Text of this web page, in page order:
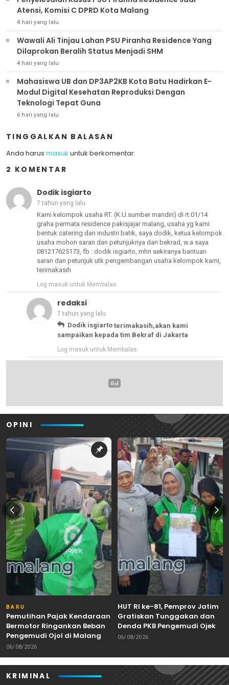
Atensi, Komisi C DPRD Kota Malang
4 hari yang lalu
Wawali Ali Tinjau Lahan PSU Piranha Residence Yang
Dilaprokan Beralih Status Menjadi SHM
4 hari yang lalu
Mahasiswa UB dan DP3AP2KB Kota Batu Hadirkan E-
Modul Digital Kesehatan Reproduksi Dengan
Teknologi Tepat Guna
6 hari yang lalu
TINGGALKAN BALASAN
Anda harus masuk untuk berkomentar.
2 KOMENTAR
Dodik isgiarto
7 tahun yang lalu
Kami kelompok usaha RT. (K.U.sumber mandiri) di rt.01/14
graha permata residence pakisjajar malang, usaha yg kami
bentuk catering dan industri batik, saya dodik, ketua kelompok
usaha mohon saran dan petunjuknya dari bekrad, w.a saya
081217625173, fb : dodik isgiarto, mhn sekiranya bantuan
saran dan petunjuk utk pengembangan usaha kelompok kami,
terimakasih
Log masuk untuk Membalas
redaksi
7 tahun yang lalu
Dodik isgiarto terimakasih,akan kami
sampaikan kepada tim Bekraf di Jakarta
Log masuk untuk Membalas
OPINI
BARU
Pemutihan Pajak Kendaraan
Bermotor Ringankan Beban
Pengemudi Ojol di Malang
06/08/2026
HUT RI ke-81, Pemprov Jatim
Gratiskan Tunggakan dan
Denda PKB Pengemudi Ojek
Online
06/08/2026
KRIMINAL